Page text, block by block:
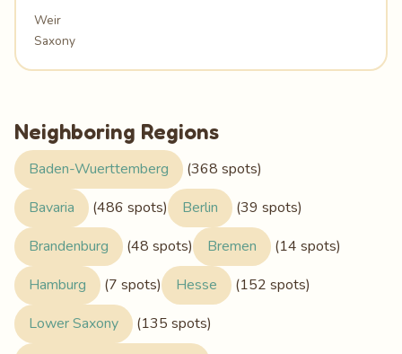
Weir
Saxony
Neighboring Regions
Baden-Wuerttemberg
(368 spots)
Bavaria
(486 spots) Berlin
(39 spots)
Brandenburg
(48 spots) Bremen
(14 spots)
Hamburg
(7 spots) Hesse
(152 spots)
Lower Saxony
(135 spots)